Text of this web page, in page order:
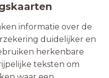
informatie over de
duidelijker en
herkenbare
teksten om